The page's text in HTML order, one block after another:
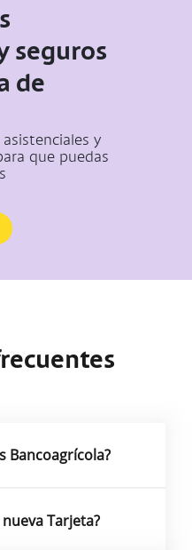
seguros
de
y
que puedas
Bancoagrícola?
es un programa de
Tarjeta?